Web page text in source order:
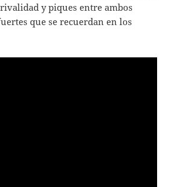
y piques entre ambos
que se recuerdan en los